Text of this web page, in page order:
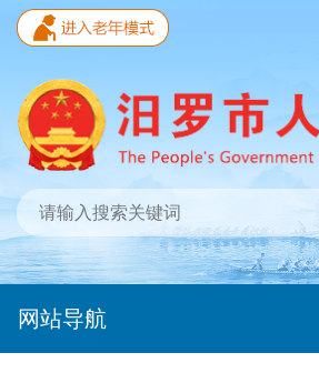
网站导航